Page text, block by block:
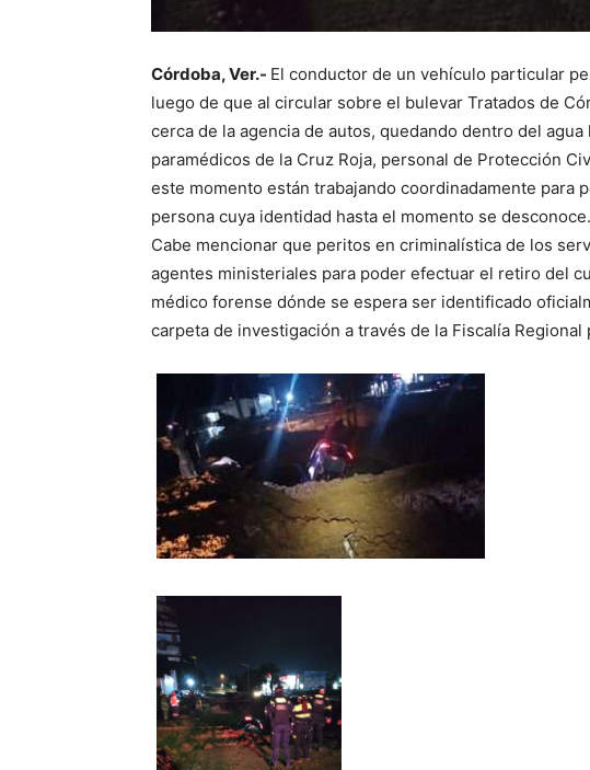
Córdoba, Ver.- El conductor de un vehículo particular
luego de que al circular sobre el bulevar Tratados de
cerca de la agencia de autos, quedando dentro del
paramédicos de la Cruz Roja, personal de Protección
este momento están trabajando coordinadamente para
persona cuya identidad hasta el momento se desconoce.
Cabe mencionar que peritos en criminalística de los
agentes ministeriales para poder efectuar el retiro del
médico forense dónde se espera ser identificado
carpeta de investigación a través de la Fiscalía